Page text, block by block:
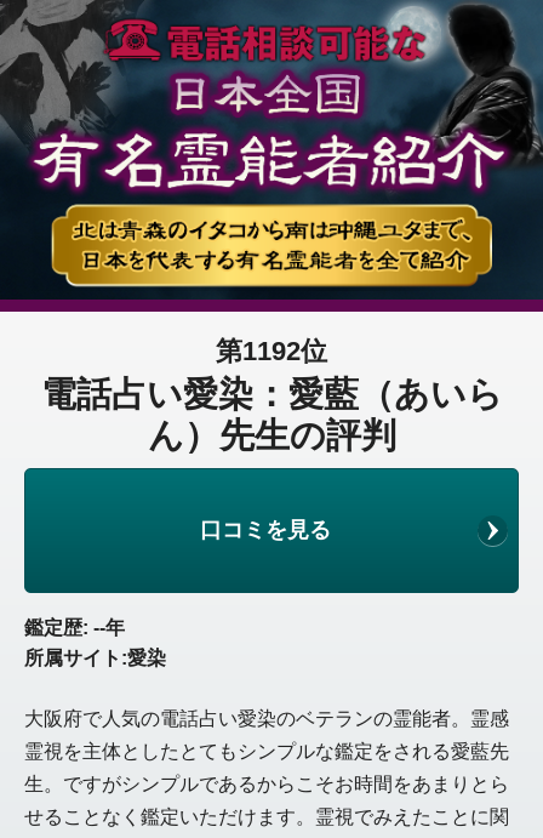
第1192位
電話占い愛染：愛藍（あいら
ん）先生の評判
口コミを見る
鑑定歴: --年
所属サイト:愛染
大阪府で人気の電話占い愛染のベテランの霊能者。霊感
霊視を主体としたとてもシンプルな鑑定をされる愛藍先
生。ですがシンプルであるからこそお時間をあまりとら
せることなく鑑定いただけます。霊視でみえたことに関